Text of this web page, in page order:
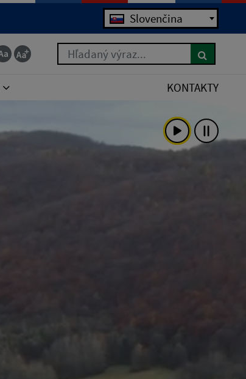
Jazyk Slovenčina
Hľadaný výraz...
KONTAKTY